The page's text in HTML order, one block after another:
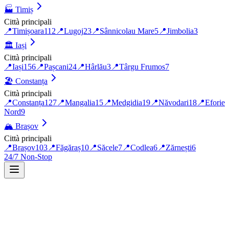
🏭 Timiș
Città principali
📍Timișoara112 📍Lugoj23 📍Sânnicolau Mare5 📍Jimbolia3
🏛️ Iași
Città principali
📍Iași156 📍Pașcani24 📍Hârlău3 📍Târgu Frumos7
🏖️ Constanța
Città principali
📍Constanța127 📍Mangalia15 📍Medgidia19 📍Năvodari18 📍Eforie
Nord9
🏔️ Brașov
Città principali
📍Brașov103 📍Făgăraș10 📍Săcele7 📍Codlea6 📍Zărnești6
24/7 Non-Stop